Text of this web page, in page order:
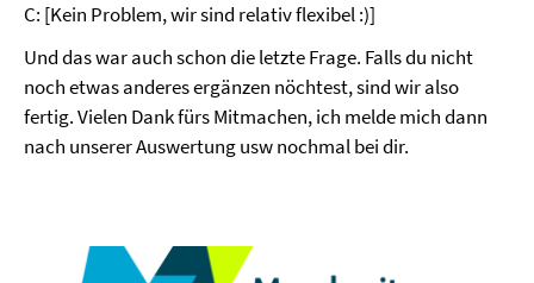
C: [Kein Problem, wir sind relativ flexibel :)]
Und das war auch schon die letzte Frage. Falls du nicht
noch etwas anderes ergänzen nöchtest, sind wir also
fertig. Vielen Dank fürs Mitmachen, ich melde mich dann
nach unserer Auswertung usw nochmal bei dir.